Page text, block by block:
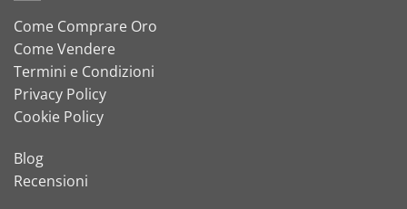
Come Comprare Oro
Come Vendere
Termini e Condizioni
Privacy Policy
Cookie Policy
Blog
Recensioni